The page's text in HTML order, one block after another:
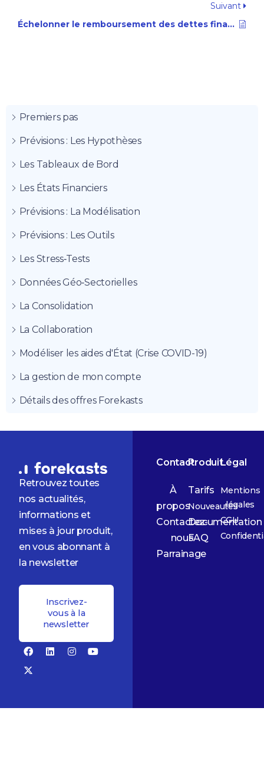
Premiers pas
Prévisions : Les Hypothèses
Les Tableaux de Bord
Les États Financiers
Prévisions : La Modélisation
Prévisions : Les Outils
Les Stress‑Tests
Données Géo‑Sectorielles
La Consolidation
La Collaboration
Modéliser les aides d'État (Crise COVID-19)
La gestion de mon compte
Détails des offres Forekasts
Suivant
Échelonner le remboursement des dettes financières
Retrouvez toutes
nos actualités,
informations et
mises à jour produit,
en vous abonnant à
la newsletter
Inscrivez-
vous à la
newsletter
Contact
À
propos
Contactez-
nous
Parrainage
Produit
Tarifs
Nouveautés
Documentation
FAQ
Légal
Mentions
légales
CGU